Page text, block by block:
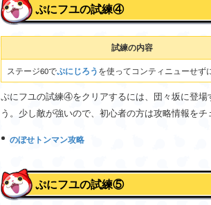
ぷにフユの試練④
試練の内容
ステージ60でぷにじろうを使ってコンティニューせず
ぷにフユの試練④をクリアするには、団々坂に登
う。少し敵が強いので、初心者の方は攻略情報をチ
のぼせトンマン攻略
ぷにフユの試練⑤